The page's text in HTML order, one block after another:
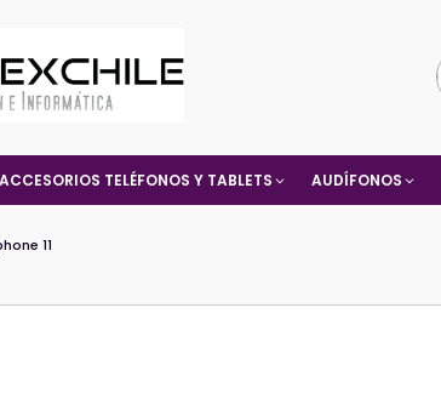
ACCESORIOS TELÉFONOS Y TABLETS AUDÍFONOS
11